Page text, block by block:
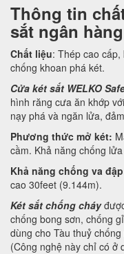
Thông tin
sắt ngân
Chất liệu: Thép cao
chống khoan phá két.
Cửa két sắt WELKO
hình răng cưa ăn khớp
nạy phá và ngăn lửa,
Phương thức mở két:
cầm. Khả năng chống
Khả năng chống va
cao 30feet (9.144m).
Két sắt chống cháy
chống bong sơn, chống
dùng cho Tàu thuỷ
(Công nghệ này chỉ có ở